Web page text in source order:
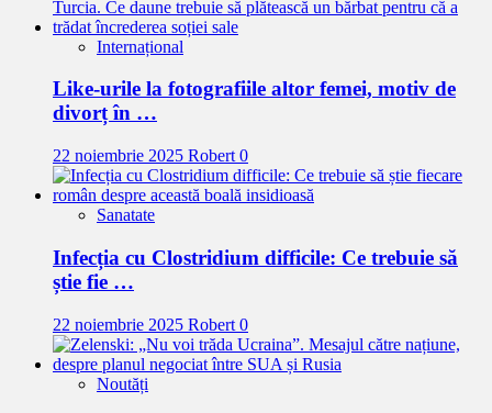
Internațional
Like-urile la fotografiile altor femei, motiv de
divorț în …
22 noiembrie 2025 Robert 0
Sanatate
Infecția cu Clostridium difficile: Ce trebuie să
știe fie …
22 noiembrie 2025 Robert 0
Noutăți